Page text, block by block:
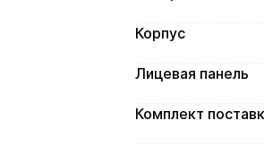
Корпус
Лицевая панель
Комплект